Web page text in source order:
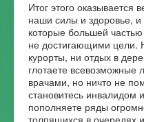
Итог этого
наши силы и здоровье,
которые большей
не достигающими цели.
курорты, ни отдых в
глотаете всевозможные
врачами, но ничто не
становитесь
пополняете ряды
толпящихся в очередях